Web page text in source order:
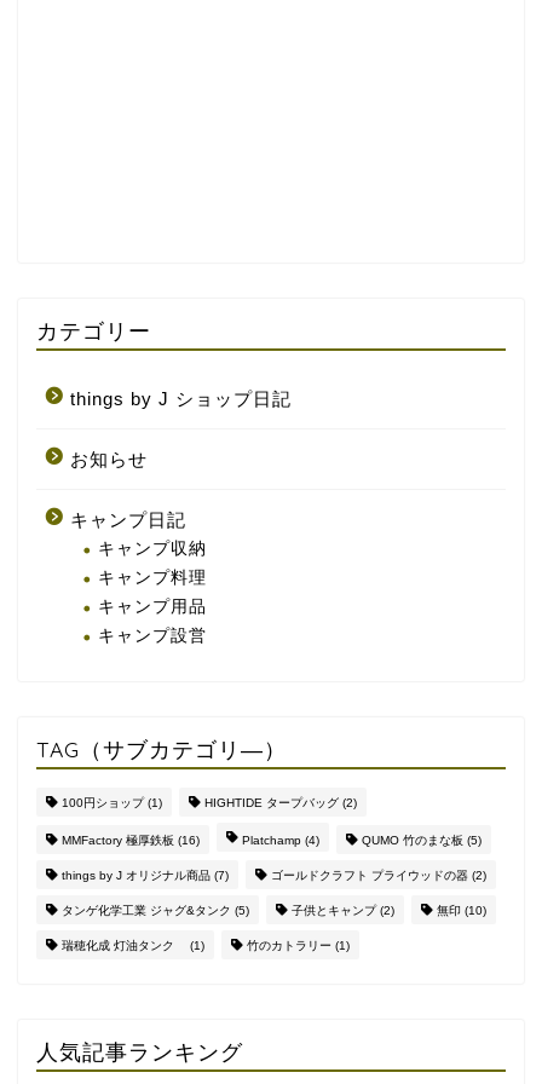
カテゴリー
things by J ショップ日記
お知らせ
キャンプ日記
キャンプ収納
キャンプ料理
キャンプ用品
キャンプ設営
TAG（サブカテゴリ―）
100円ショップ(1) HIGHTIDE タープバッグ (2)
MMFactory 極厚鉄板 (16) Platchamp (4) QUMO 竹のまな板 (5)
things by J オリジナル商品 (7) ゴールドクラフト プライウッドの器 (2)
タンゲ化学工業 ジャグ&タンク (5) 子供とキャンプ(2) 無印 (10)
瑞穂化成 灯油タンク (1) 竹のカトラリー (1)
人気記事ランキング